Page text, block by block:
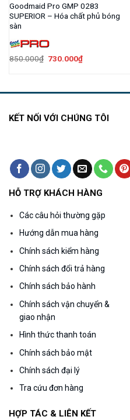
Goodmaid Pro GMP 0283
SUPERIOR – Hóa chất phủ bóng
sàn
850.000₫ Giá
730.000₫Giá
KẾT NỐI VỚI CHÚNG TÔI
HỖ TRỢ KHÁCH HÀNG
Các câu hỏi thường gặp
Hướng dẫn mua hàng
Chính sách kiểm hàng
Chính sách đổi trả hàng
Chính sách bảo hành
Chính sách vận chuyển &
giao nhận
Hình thức thanh toán
Chính sách bảo mật
Chính sách đại lý
Tra cứu đơn hàng
HỢP TÁC & LIÊN KẾT